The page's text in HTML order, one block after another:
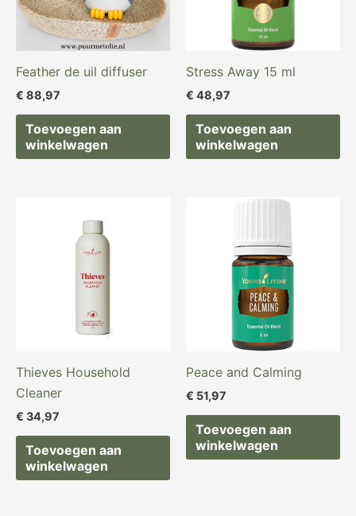
Feather de uil diffuser
€ 88,97
Toevoegen aan
winkelwagen
Stress Away 15 ml
€ 48,97
Toevoegen aan
winkelwagen
Thieves Household
Cleaner
€ 34,97
Toevoegen aan
winkelwagen
Peace and Calming
€ 51,97
Toevoegen aan
winkelwagen